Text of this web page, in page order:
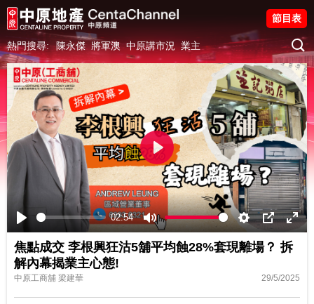
熱門搜尋: 陳永傑 將軍澳 中原講市況 業主
節目表
Play
02:54
Mute Settings
PIP
Play
焦點成交 李根興狂沽5舖平均蝕28%套現離場？ 拆
解內幕揭業主心態!
中原工商舖 梁建華 29/5/2025